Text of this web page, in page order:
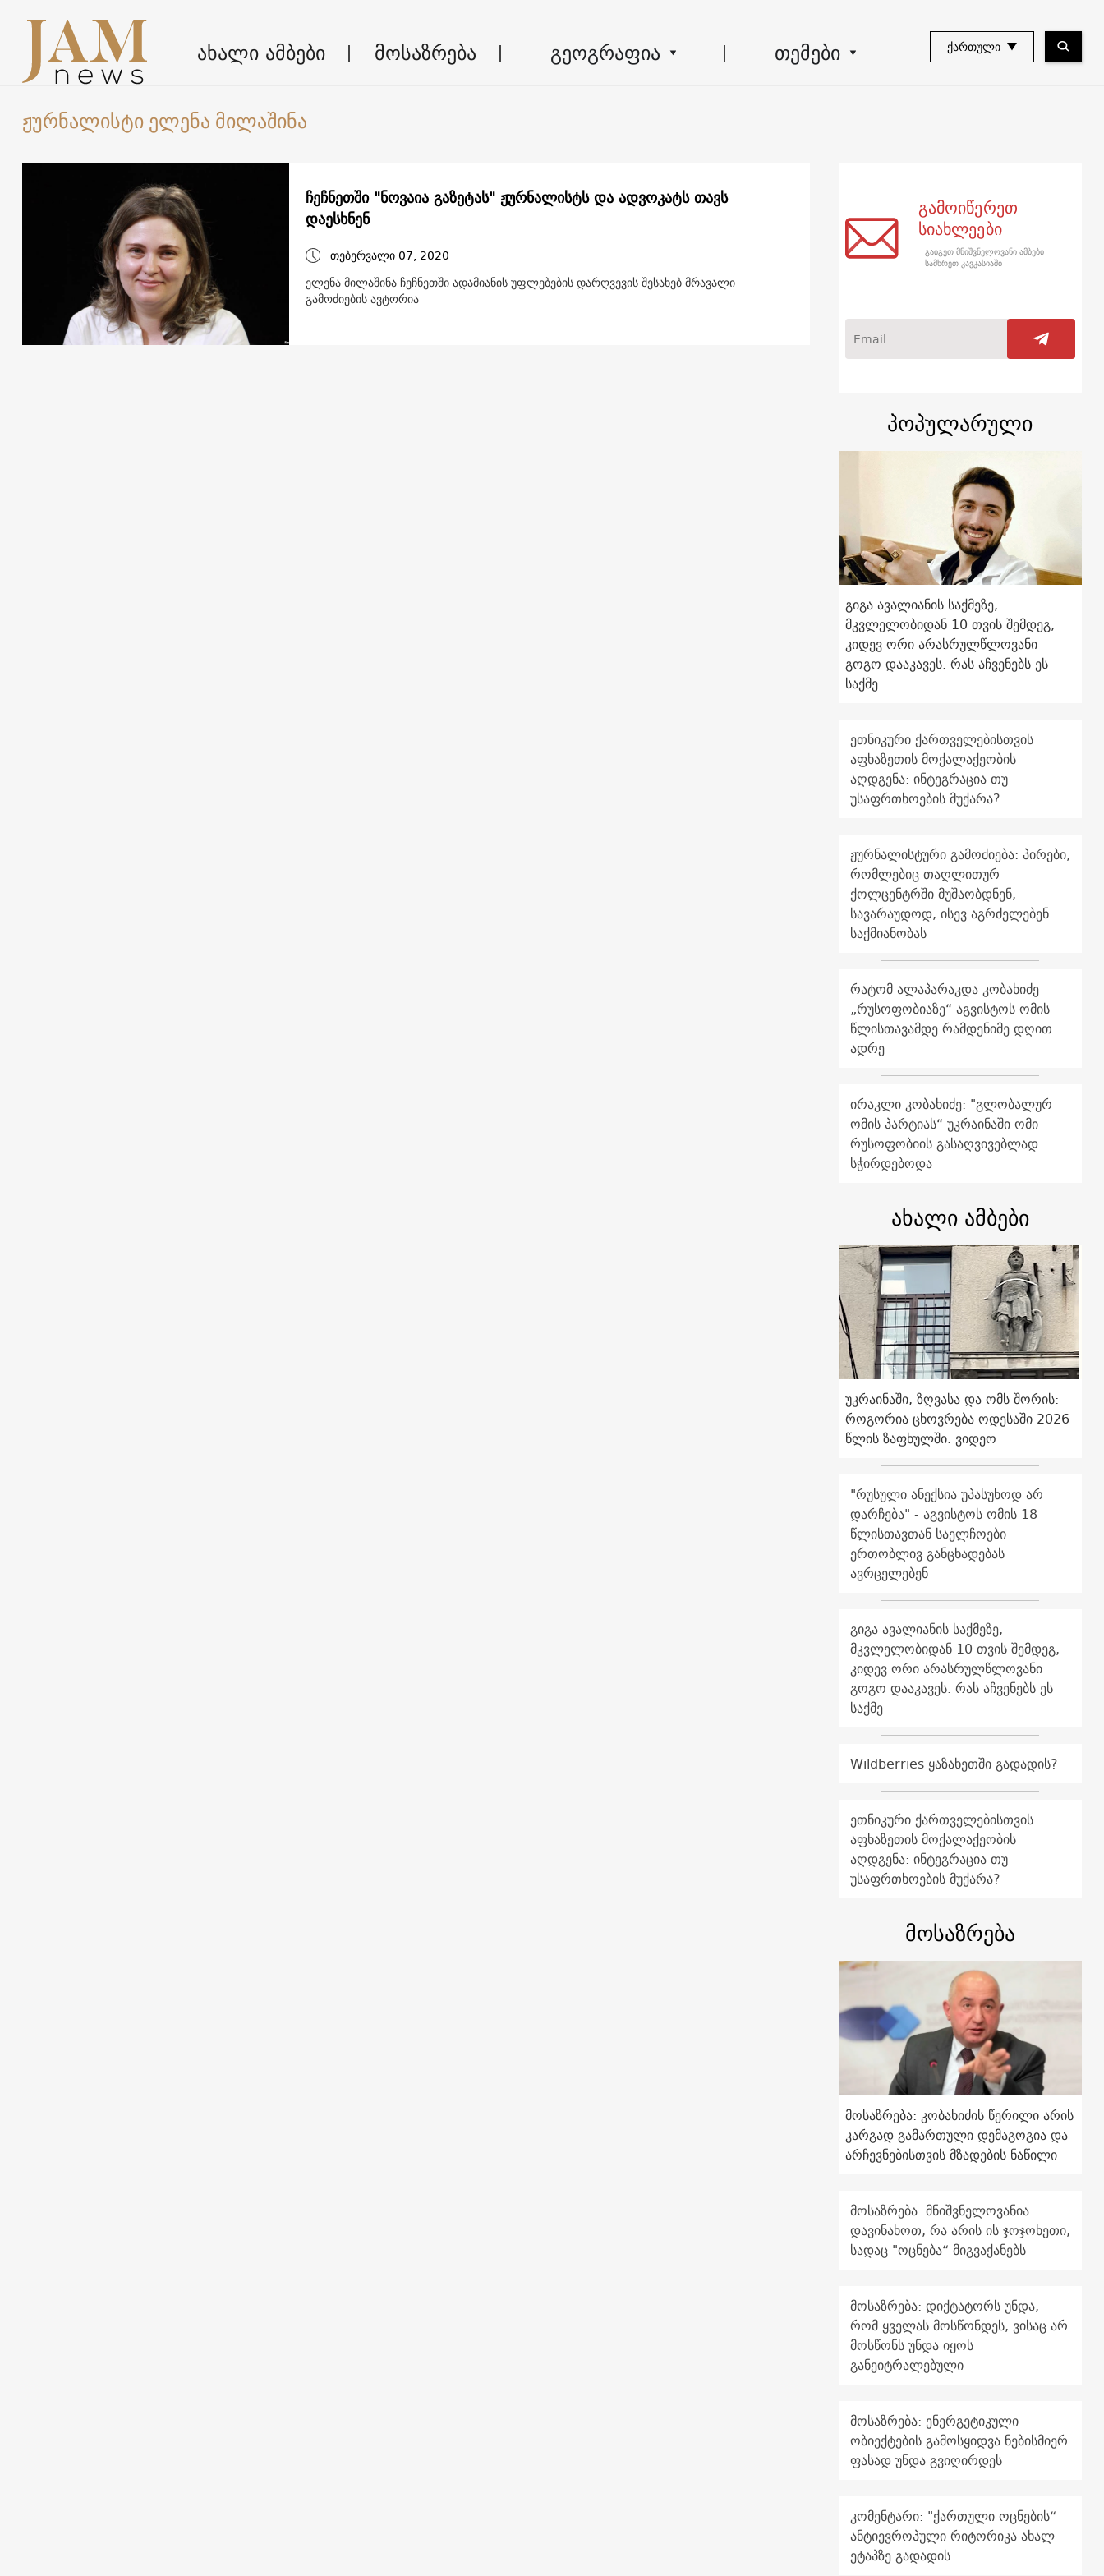
ახალი ამბები მოსაზრება გეოგრაფია თემები ᲥᲐᲠᲗᲣᲚᲘ
ჟურნალისტი ელენა მილაშინა
ჩეჩნეთში "ნოვაია გაზეტას" ჟურნალისტს და ადვოკატს თავს
დაესხნენ
თებერვალი 07, 2020
ელენა მილაშინა ჩეჩნეთში ადამიანის უფლებების დარღვევის შესახებ მრავალი
გამოძიების ავტორია
გამოიწერეთ
სიახლეები
გაიგეთ მნიშვნელოვანი ამბები
სამხრეთ კავკასიაში
პოპულარული
გიგა ავალიანის საქმეზე,
მკვლელობიდან 10 თვის შემდეგ,
კიდევ ორი არასრულწლოვანი
გოგო დააკავეს. რას აჩვენებს ეს
საქმე
ეთნიკური ქართველებისთვის
აფხაზეთის მოქალაქეობის
აღდგენა: ინტეგრაცია თუ
უსაფრთხოების მუქარა?
ჟურნალისტური გამოძიება: პირები,
რომლებიც თაღლითურ
ქოლცენტრში მუშაობდნენ,
სავარაუდოდ, ისევ აგრძელებენ
საქმიანობას
რატომ ალაპარაკდა კობახიძე
„რუსოფობიაზე“ აგვისტოს ომის
წლისთავამდე რამდენიმე დღით
ადრე
ირაკლი კობახიძე: "გლობალურ
ომის პარტიას“ უკრაინაში ომი
რუსოფობიის გასაღვივებლად
სჭირდებოდა
ახალი ამბები
უკრაინაში, ზღვასა და ომს შორის:
როგორია ცხოვრება ოდესაში 2026
წლის ზაფხულში. ვიდეო
"რუსული ანექსია უპასუხოდ არ
დარჩება" - აგვისტოს ომის 18
წლისთავთან საელჩოები
ერთობლივ განცხადებას
ავრცელებენ
გიგა ავალიანის საქმეზე,
მკვლელობიდან 10 თვის შემდეგ,
კიდევ ორი არასრულწლოვანი
გოგო დააკავეს. რას აჩვენებს ეს
საქმე
Wildberries ყაზახეთში გადადის?
ეთნიკური ქართველებისთვის
აფხაზეთის მოქალაქეობის
აღდგენა: ინტეგრაცია თუ
უსაფრთხოების მუქარა?
მოსაზრება
მოსაზრება: კობახიძის წერილი არის
კარგად გამართული დემაგოგია და
არჩევნებისთვის მზადების ნაწილი
მოსაზრება: მნიშვნელოვანია
დავინახოთ, რა არის ის ჯოჯოხეთი,
სადაც "ოცნება“ მიგვაქანებს
მოსაზრება: დიქტატორს უნდა,
რომ ყველას მოსწონდეს, ვისაც არ
მოსწონს უნდა იყოს
განეიტრალებული
მოსაზრება: ენერგეტიკული
ობიექტების გამოსყიდვა ნებისმიერ
ფასად უნდა გვიღირდეს
კომენტარი: "ქართული ოცნების“
ანტიევროპული რიტორიკა ახალ
ეტაპზე გადადის